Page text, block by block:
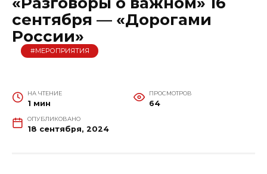
сентября — «Дорогами
России»
#МЕРОПРИЯТИЯ
НА ЧТЕНИЕ
1 мин
ПРОСМОТРОВ
64
ОПУБЛИКОВАНО
18 сентября, 2024